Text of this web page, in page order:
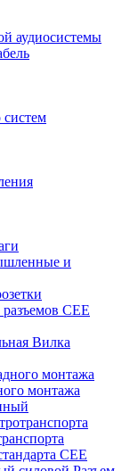
аудиосистемы
и
CEE
Вилка
монтажа
CEE